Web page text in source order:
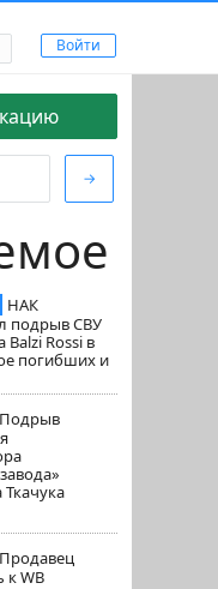
→
НАК
подрыв СВУ
Balzi Rossi в
погибших и
Подрыв
Продавец
к WB